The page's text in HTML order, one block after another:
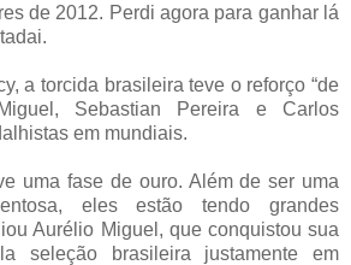
de 2012. Perdi agora para ganhar lá
a torcida brasileira teve o reforço “de
Sebastian Pereira e Carlos
em mundiais.
uma fase de ouro. Além de ser uma
eles estão tendo grandes
Aurélio Miguel, que conquistou sua
seleção brasileira justamente em